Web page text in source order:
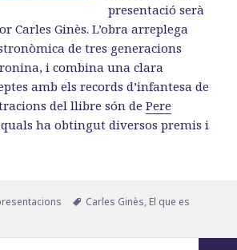
presentació serà
Carles Ginès. L’obra arreplega
de tres generacions
i combina una clara
amb els records d’infantesa de
del llibre són dePere
quals ha obtingut diversos premis i
Etiquetes
Carles Ginès, El que es